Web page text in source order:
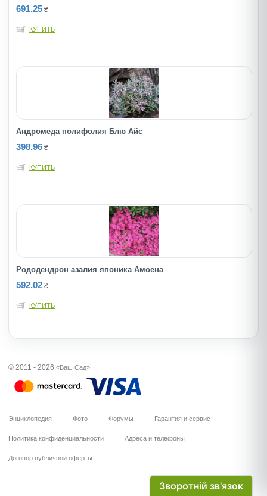
691.25 ₴
КУПИТЬ
Андромеда полифолия Блю Айс
398.96 ₴
КУПИТЬ
Рододендрон азалия японика Амоена
592.02 ₴
КУПИТЬ
© 2011 - 2026 «Ваш Сад»
Энциклопедия Фото Форумы Гарантия и сервис
Политика конфиденциальности Адреса и телефоны
Договор публичной оферты